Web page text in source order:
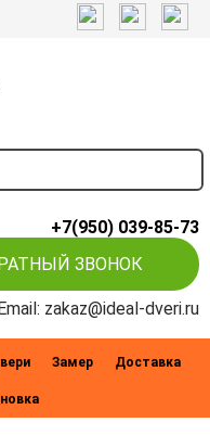
+7(950) 039-85-73
ЗВОНОК
zakaz@ideal-dveri.ru
Замер Доставка